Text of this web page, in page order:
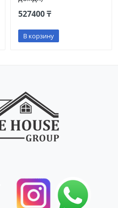
527400 ₸
В корзину